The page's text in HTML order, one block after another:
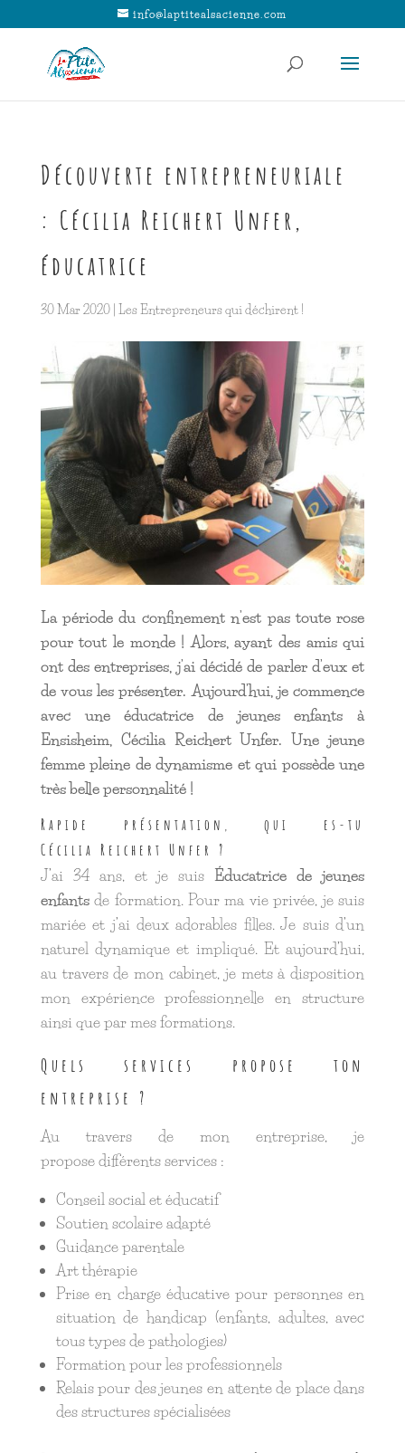
info@laptitealsacienne.com
Découverte entrepreneuriale
: Cécilia Reichert Unfer,
éducatrice
30 Mar 2020| Les Entrepreneurs qui déchirent !
La période du confinement n’est pas toute rose
pour tout le monde ! Alors, ayant des amis qui
ont des entreprises, j’ai décidé de parler d’eux et
de vous les présenter. Aujourd’hui, je commence
avec une éducatrice de jeunes enfants à
Ensisheim, Cécilia Reichert Unfer. Une jeune
femme pleine de dynamisme et qui possède une
très belle personnalité !
Rapide présentation, qui es-tu
Cécilia Reichert Unfer ?
J’ai 34 ans, et je suis Éducatrice de jeunes
enfantsde formation. Pour ma vie privée, je suis
mariée et j’ai deux adorables filles. Je suis d’un
naturel dynamique et impliqué. Et aujourd’hui,
au travers de mon cabinet, je mets à disposition
mon expérience professionnelle en structure
ainsi que par mes formations.
Quels services propose ton
entreprise ?
Au travers de mon entreprise, je
propose différents services :
Conseil social et éducatif
Soutien scolaire adapté
Guidance parentale
Art thérapie
Prise en charge éducative pour personnes en
situation de handicap (enfants, adultes, avec
tous types de pathologies)
Formation pour les professionnels
Relais pour des jeunes en attente de place dans
des structures spécialisées